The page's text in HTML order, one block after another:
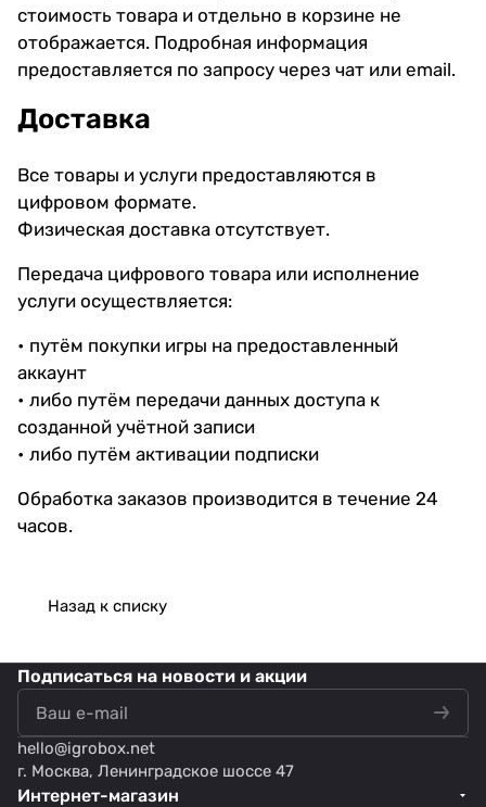
стоимость товара и отдельно в корзине не
отображается. Подробная информация
предоставляется по запросу через чат или email.
Доставка
Все товары и услуги предоставляются в
цифровом формате.
Физическая доставка отсутствует.
Передача цифрового товара или исполнение
услуги осуществляется:
• путём покупки игры на предоставленный
аккаунт
• либо путём передачи данных доступа к
созданной учётной записи
• либо путём активации подписки
Обработка заказов производится в течение 24
часов.
Назад к списку
Подписаться на новости и акции
hello@igrobox.net
г. Москва, Ленинградское шоссе 47
Интернет-магазин